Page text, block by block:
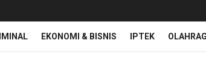
EKONOMI & BISNIS IPTEK